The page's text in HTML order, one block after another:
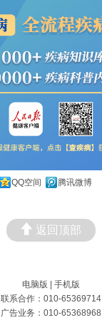
QQ空间 腾讯微博
返回顶部
电脑版
手机版
联系合作：010-65369714
广告业务：010-65368968